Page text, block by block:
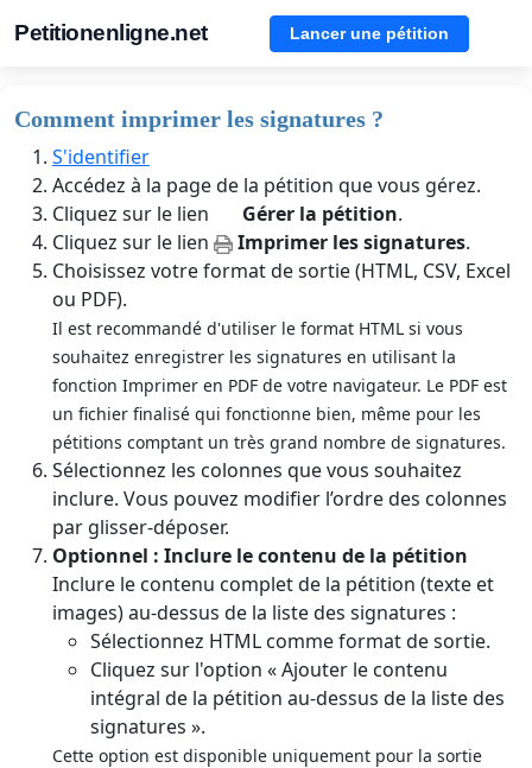
Petitionenligne.net Lancer une pétition
Comment imprimer les signatures ?
S'identifier
Accédez à la page de la pétition que vous gérez.
Cliquez sur le lien
Gérer la pétition.
Cliquez sur le lien
Imprimer les signatures.
Choisissez votre format de sortie (HTML, CSV, Excel
ou PDF).
Il est recommandé d'utiliser le format HTML si vous
souhaitez enregistrer les signatures en utilisant la
fonction Imprimer en PDF de votre navigateur. Le PDF est
un fichier finalisé qui fonctionne bien, même pour les
pétitions comptant un très grand nombre de signatures.
Sélectionnez les colonnes que vous souhaitez
inclure. Vous pouvez modifier l’ordre des colonnes
par glisser-déposer.
Optionnel : Inclure le contenu de la pétition
Inclure le contenu complet de la pétition (texte et
images) au-dessus de la liste des signatures :
Sélectionnez HTML comme format de sortie.
Cliquez sur l'option « Ajouter le contenu
intégral de la pétition au-dessus de la liste des
signatures ».
Cette option est disponible uniquement pour la sortie